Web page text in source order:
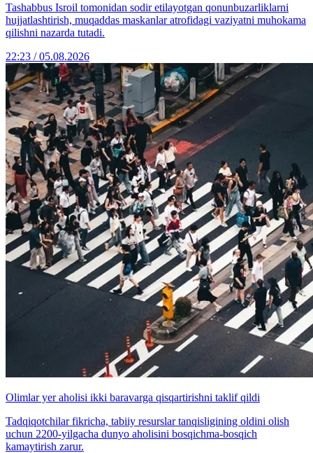
Tashabbus Isroil tomonidan sodir etilayotgan qonunbuzarliklarni
hujjatlashtirish, muqaddas maskanlar atrofidagi vaziyatni muhokama
qilishni nazarda tutadi.
22:23 / 05.08.2026
Olimlar yer aholisi ikki baravarga qisqartirishni taklif qildi
Tadqiqotchilar fikricha, tabiiy resurslar tanqisligining oldini olish
uchun 2200-yilgacha dunyo aholisini bosqichma-bosqich
kamaytirish zarur.